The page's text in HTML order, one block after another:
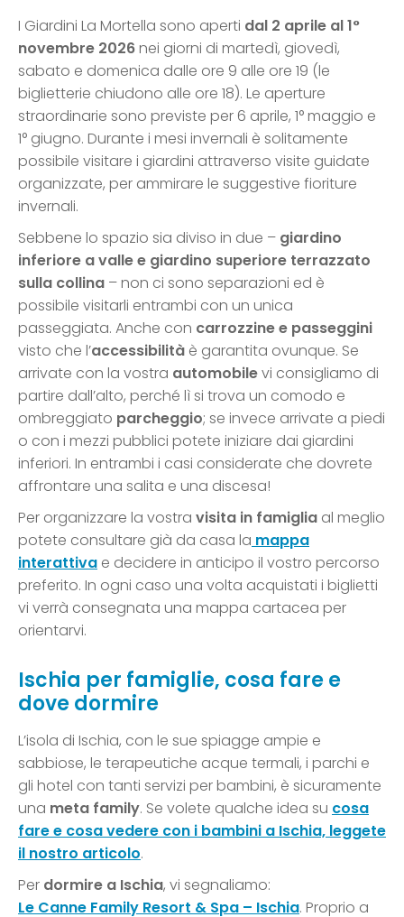
I Giardini La Mortella sono aperti dal 2 aprile al 1°
novembre 2026nei giorni di martedì, giovedì,
sabato e domenica dalle ore 9 alle ore 19 (le
biglietterie chiudono alle ore 18). Le aperture
straordinarie sono previste per 6 aprile, 1° maggio e
1° giugno. Durante i mesi invernali è solitamente
possibile visitare i giardini attraverso visite guidate
organizzate, per ammirare le suggestive fioriture
invernali.
Sebbene lo spazio sia diviso in due – giardino
inferiore a valle e giardino superiore terrazzato
sulla collina – non ci sono separazioni ed è
possibile visitarli entrambi con un unica
passeggiata. Anche con carrozzine e passeggini
visto che l’accessibilità è garantita ovunque. Se
arrivate con la vostra automobilevi consigliamo di
partire dall’alto, perché lì si trova un comodo e
ombreggiato parcheggio; se invece arrivate a piedi
o con i mezzi pubblici potete iniziare dai giardini
inferiori. In entrambi i casi considerate che dovrete
affrontare una salita e una discesa!
Per organizzare la vostra visita in famiglia al meglio
potete consultare già da casa la mappa
interattiva e decidere in anticipo il vostro percorso
preferito. In ogni caso una volta acquistati i biglietti
vi verrà consegnata una mappa cartacea per
orientarvi.
Ischia per famiglie, cosa fare e
dove dormire
L’isola di Ischia, con le sue spiagge ampie e
sabbiose, le terapeutiche acque termali, i parchi e
gli hotel con tanti servizi per bambini, è sicuramente
una meta family. Se volete qualche idea su cosa
fare e cosa vedere con i bambini a Ischia, leggete
il nostro articolo.
Per dormire a Ischia, vi segnaliamo:
Le Canne Family Resort & Spa – Ischia. Proprio a